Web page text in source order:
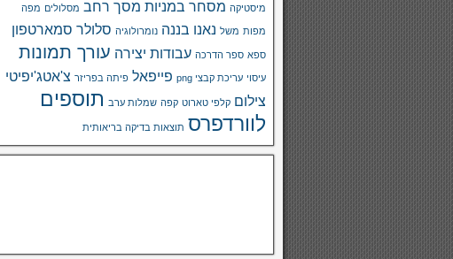
מיסטיקה מסחר במניות מסך רחב מסלולים מפה
מפות משל נאנו בננה נומרולוגיה סלולר סמארטפון
ספא ספר הדרכה עבודות יצירה עורך תמונות
עיסוי עריכת קבצי png פייפאל פיתה בפריזר צ'אטג'יפיטי
צילום קלפי טארוט קפה שמלות ערב תוספים
לוורדפרס תוצאות בדיקה בריאותית